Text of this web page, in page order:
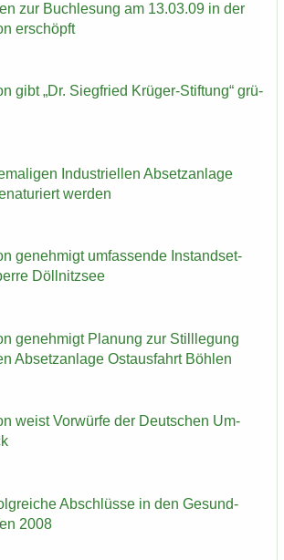
zur Buch­le­sung am 13.03.09 in der
er­schöpft
gibt „Dr. Sieg­fried Krüger-​Stiftung“ grü­
In­dus­tri­el­len Ab­setz­an­la­ge
wer­den
ge­neh­migt um­fas­sen­de In­stand­set­
Döll­nitz­see
ge­neh­migt Pla­nung zur Still­le­gung
Ab­setz­an­la­ge Ost­aus­fahrt Böh­len
weist Vor­wür­fe der Deut­schen Um­
Ab­schlüs­se in den Ge­sund­
2008